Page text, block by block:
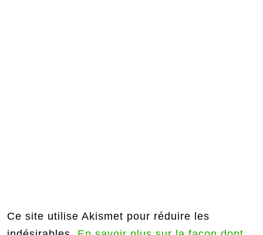
Ce site utilise Akismet pour réduire les